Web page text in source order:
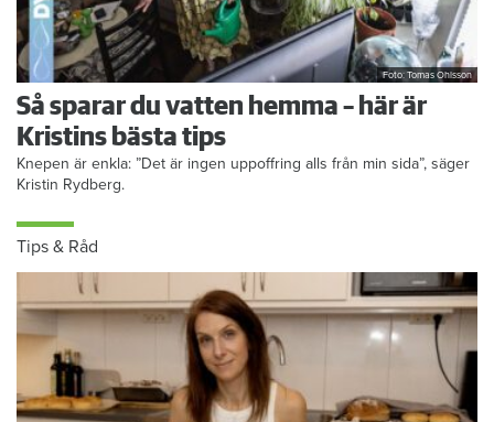
Foto: Tomas Ohlsson
Så sparar du vatten hemma – här är
Kristins bästa tips
Knepen är enkla: ”Det är ingen uppoffring alls från min sida”, säger
Kristin Rydberg.
Tips & Råd